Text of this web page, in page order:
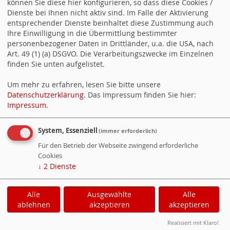
Universitäten vor ca. 5 Jahren liefert ein weiteres
Argument für die Beseitigung der
Kindergartengebühren: Es ist ungerecht,
Gebührenfreiheit im oberen Teil des Bildungssystems für
eine privilegierte Gruppe der Bevölkerung herzustellen,
aber im unteren Teil des Bildungssystems – und dazu
gehört der Kindergarten mittlerweile - der für alle da ist,
Gebührenfreiheit, die in unseren Augen ein stückweit
mehr soziale Gerechtigkeit schaffen könnte, mit dem
Argument begegnet, sie sei nicht finanzierbar.
Rheinland-Pfalz beweist das Gegenteil. Also in Kürze:
Landesfinanzierte Gebührenfreiheit unserer
Kindergärten ist richtig, wichtig, finanzierbar und seit
Jahren auf der Agenda der SPD-Gemeinderatsfraktion.
WebSozis WebsoziCMS
Cookie-Manager
Datenschutzerklärung
können Sie diese hier konfigurieren, so dass diese Cookies /
Dienste bei Ihnen nicht aktiv sind. Im Falle der Aktivierung
entsprechender Dienste beinhaltet diese Zustimmung auch
Ihre Einwilligung in die Übermittlung bestimmter
personenbezogener Daten in Drittländer, u.a. die USA, nach
Art. 49 (1) (a) DSGVO. Die Verarbeitungszwecke im Einzelnen
finden Sie unten aufgelistet.
Um mehr zu erfahren, lesen Sie bitte unsere
Datenschutzerklärung. Das Impressum finden Sie hier:
Impressum.
System, Essenziell (immer erforderlich)
Für den Betrieb der Webseite zwingend erforderliche
Cookies
↓ 2 Dienste
Alle
ablehnen
Ausgewählte
akzeptieren
Alle
akzeptieren
Realisiert mit Klaro!